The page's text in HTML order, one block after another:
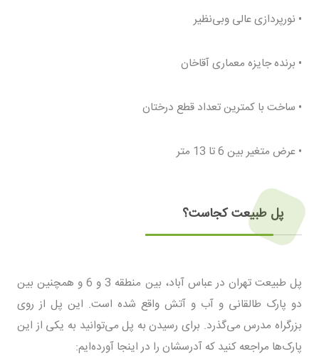
• نورپردازی عالی وبی‌نظیر
• برنده جایزه معماری آقاخان
• ساخت با کمترین تعداد قطع درختان
• عرض متغیر بین 6 تا 13 متر
پل طبیعت کجاست؟
پل طبیعت تهران در عباس آباد، بین منطقه 3 و 6 و همچنین بین
دو پارک طالقانی و آب و آتش واقع شده است. این پل از روی
بزرگراه مدرس می‌گذرد. برای رسیدن به پل می‌توانید به یکی از این
پارک‌ها مراجعه کنید که آدرسشان را در اینجا آورده‌ایم: